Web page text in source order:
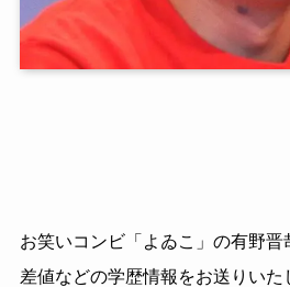
お笑いコンビ「よゐこ」の有野
差値などの学歴情報をお送りいた